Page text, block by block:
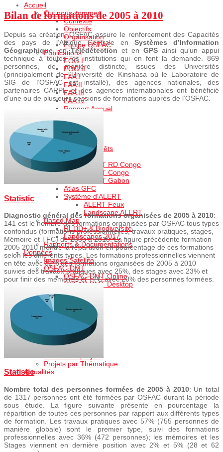
Accueil
Qui nous sommes
Contexte
Objectifs
Organisation
Equipe OSFAC
Publications
FOG I
FOG II
FAA I
FAA II
FAA III
FAA IV
Rapport Annuel
Offres d'emploi
Nous Contacter
Produits
Monitoring des Forêts
FACET Atlas
FACET RD Congo
FACET Congo
FACET Gabon
Atlas GFC
Système d'ALERT
ALERT Feux
Landscape ALERT
Based Map
REDD+ & Biodiversité
Landscapes 2017
Rapports & Documentations
Données
Images Satellite
OSFAC-DMT
OSFAC-DMT Online
OSFAC-DMT Desktop
Services
Formation
Autre Services
Galerie des photos
Cartothèque
Projets
Projets en cours
Projets realisés
Projets par Thématique
Actualités
Bilan de formations de 2005 à 2010
Depuis sa création, OSFAC assure le renforcement des Capacités
des pays de l’Afrique Centrale en Systèmes d’Information
Géographique, enTélédétection et en GPS ainsi qu’un appui
technique à toutes les institutions qui en font la demande. 869
personnes, de manière distincte, issues des Universités
(principalement de l’Université de Kinshasa où le Laboratoire de
SIG de l’OSFAC est installé), des agences nationales, des
partenaires CARPE et des agences internationales ont bénéficié
d’une ou de plusieurs sessions de formations auprès de l’OSFAC.
Statistic
Diagnostic général des formations organisées de 2005 à 2010:
141 est le nombre des formations organisées par OSFAC tous types
confondus (formations professionnelles, travaux pratiques, stages,
Mémoire et TFC) de 2005 à 2010. La figure précédente formation
2005 2010 montre la répartition en pourcentage de ces formations
selon les différents types. Les formations professionnelles viennent
en tête avec 32% des formations organisées de 2005 à 2010
suivies des travaux pratiques avec 25%, des stages avec 23% et
pour finir des mémoires et TFC avec 20% des personnes formées.
Statistic
Nombre total des personnes formées de 2005 à 2010: Un total
de 1317 personnes ont été formées par OSFAC durant la période
sous étude. La figure suivante présente en pourcentage la
répartition de toutes ces personnes par rapport aux différents types
de formation. Les travaux pratiques avec 57% (755 personnes de
manière globale) sont le premier type, suivi des formations
professionnelles avec 36% (472 personnes); les mémoires et les
Stages viennent en dernière position avec 2% et 5% (28 et 62